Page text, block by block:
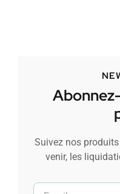
Suivez nos
venir, les